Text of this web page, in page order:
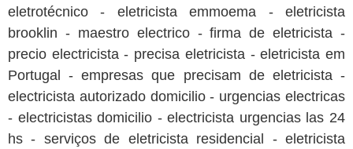
eletrotécnico - eletricista emmoema - eletricista
brooklin - maestro electrico - firma de eletricista -
precio electricista - precisa eletricista - eletricista em
Portugal - empresas que precisam de eletricista -
electricista autorizado domicilio - urgencias electricas
- electricistas domicilio - electricista urgencias las 24
hs - serviços de eletricista residencial - eletricista